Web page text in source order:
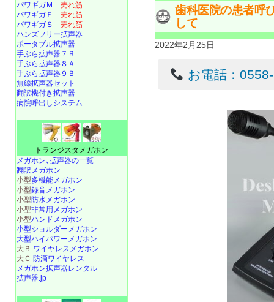
歯科医院の患者呼
して
2022年2月25日
お電話：
パワギガＭ 売れ筋
パワギガＥ 売れ筋
パワギガＳ 売れ筋
ハンズフリー拡声器
ポータブル拡声器
手ぶら拡声器７Ｂ
手ぶら拡声器８Ａ
手ぶら拡声器９Ｂ
無線拡声器セット
翻訳機付き拡声器
病院呼出しシステム
トランジスタメガホン
メガホン､拡声器の一覧
翻訳メガホン
小型多機能メガホン
小型録音メガホン
小型防水メガホン
小型非常用メガホン
小型ハンドメガホン
小型ショルダーメガホン
大型ハイパワーメガホン
大Ｂ ワイヤレスメガホン
大Ｃ 防滴ワイヤレス
メガホン拡声器レンタル
拡声器.jp